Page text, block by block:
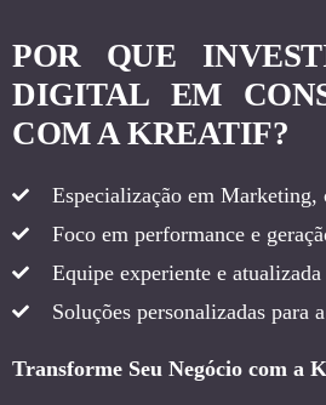
POR QUE
DIGITAL EM
COM A KREATIF?
Especialização em Marketing,
Foco em performance e
Equipe experiente e
Soluções personalizadas para
Transforme Seu Negócio com a